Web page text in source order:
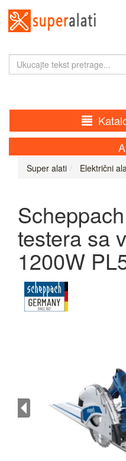
Super alati Električni
testera sa
1200W